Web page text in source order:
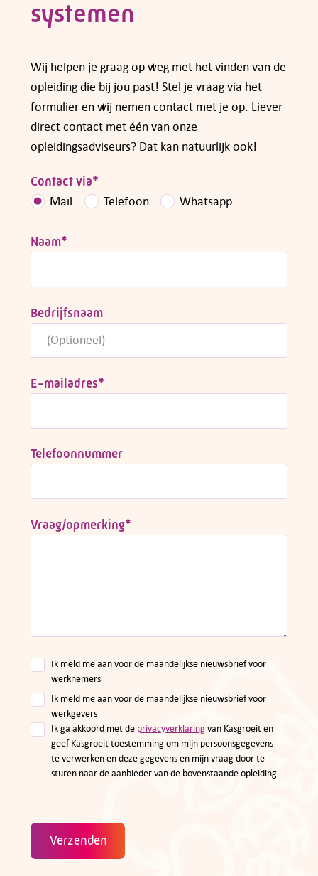
systemen
Wij helpen je graag op weg met het vinden van de
opleiding die bij jou past! Stel je vraag via het
formulier en wij nemen contact met je op. Liever
direct contact met één van onze
opleidingsadviseurs? Dat kan natuurlijk ook!
Contact via*
Mail Telefoon Whatsapp
Naam*
Bedrijfsnaam
E-mailadres*
Telefoonnummer
Vraag/opmerking*
Ik meld me aan voor de maandelijkse nieuwsbrief voor
werknemers
Ik meld me aan voor de maandelijkse nieuwsbrief voor
werkgevers
Ik ga akkoord met de privacyverklaringvan Kasgroeit en
geef Kasgroeit toestemming om mijn persoonsgegevens
te verwerken en deze gegevens en mijn vraag door te
sturen naar de aanbieder van de bovenstaande opleiding.
Verzenden